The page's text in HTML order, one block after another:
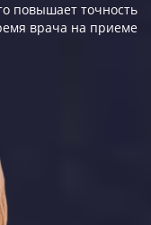
повышает точность
врача на приеме